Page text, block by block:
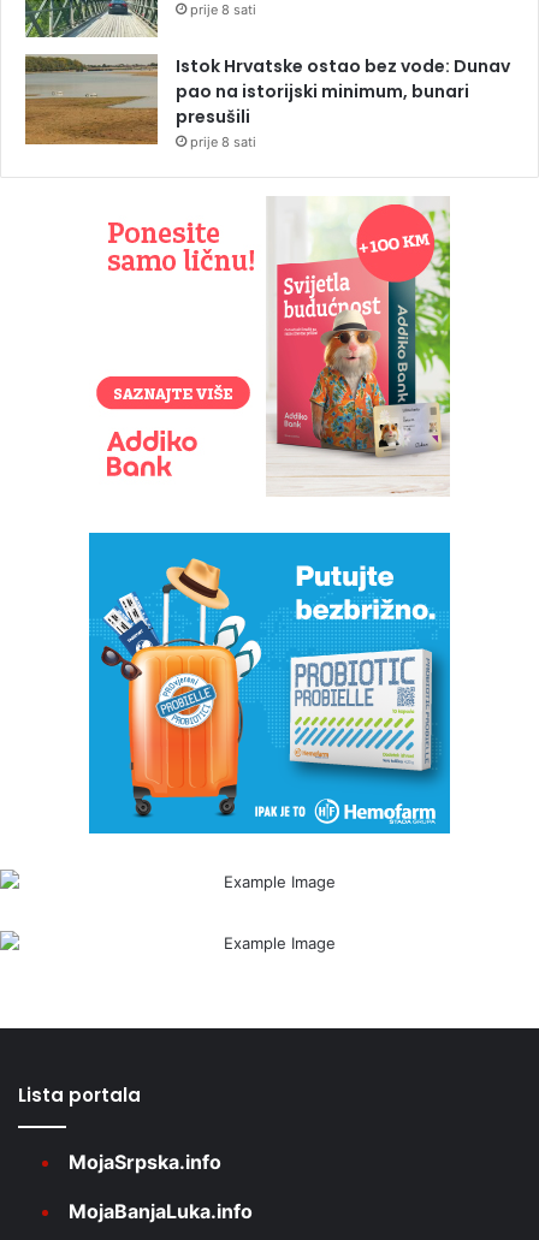
prije 8 sati
Istok Hrvatske ostao bez vode: Dunav
pao na istorijski minimum, bunari
presušili
prije 8 sati
Lista portala
MojaSrpska.info
MojaBanjaLuka.info